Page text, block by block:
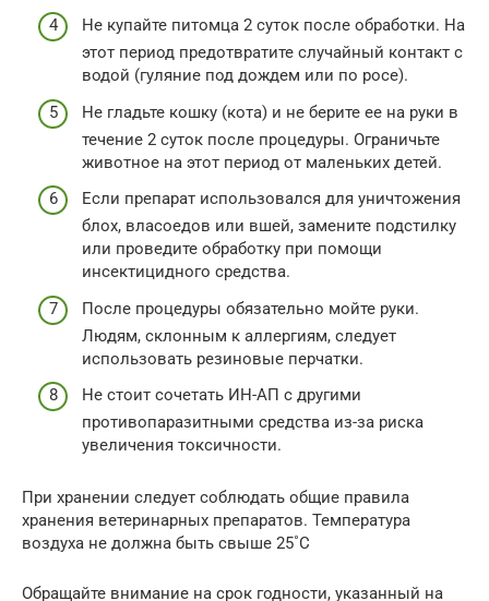
Не купайте питомца 2 суток после обработки. На
этот период предотвратите случайный контакт с
водой (гуляние под дождем или по росе).
Не гладьте кошку (кота) и не берите ее на руки в
течение 2 суток после процедуры. Ограничьте
животное на этот период от маленьких детей.
Если препарат использовался для уничтожения
блох, власоедов или вшей, замените подстилку
или проведите обработку при помощи
инсектицидного средства.
После процедуры обязательно мойте руки.
Людям, склонным к аллергиям, следует
использовать резиновые перчатки.
Не стоит сочетать ИН-АП с другими
противопаразитными средства из-за риска
увеличения токсичности.
При хранении следует соблюдать общие правила
хранения ветеринарных препаратов. Температура
воздуха не должна быть свыше 25˚C
Обращайте внимание на срок годности, указанный на